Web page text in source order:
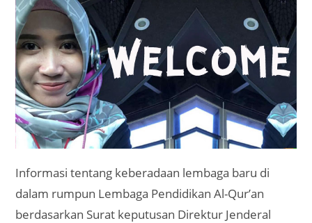
Informasi tentang keberadaan lembaga baru di
dalam rumpun Lembaga Pendidikan Al-Qur’an
berdasarkan Surat keputusan Direktur Jenderal